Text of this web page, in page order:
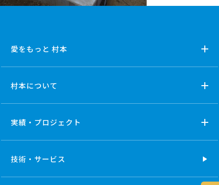
愛をもっと 村本
村本について
実績・プロジェクト
技術・ サービス